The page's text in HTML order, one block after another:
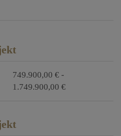
749.900,00 € -
1.749.900,00 €